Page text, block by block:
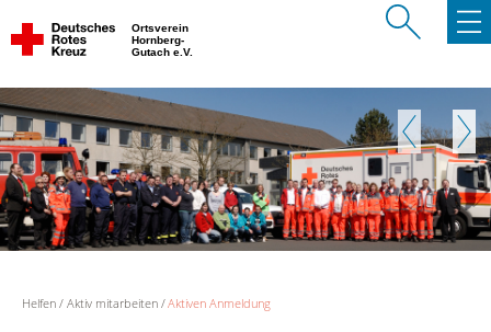
Ortsverein
Hornberg-
Gutach e.V.
Zurück
Helfen Aktiv mitarbeiten Aktiven Anmeldung